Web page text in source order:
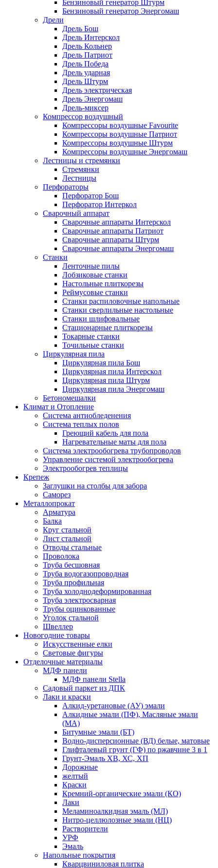
Бензиновый генератор Штурм
Бензиновый генератор Энергомаш
Дрели
Дрель Бош
Дрель Интерскол
Дрель Кольнер
Дрель Патриот
Дрель Победа
Дрель ударная
Дрель Штурм
Дрель электрическая
Дрель Энергомаш
Дрель-миксер
Компрессор воздушный
Компрессоры воздушные Favourite
Компрессоры воздушные Патриот
Компрессоры воздушные Штурм
Компрессоры воздушные Энергомаш
Лестницы и стремянки
Стремянки
Лестницы
Перфораторы
Перфоратор Бош
Перфоратор Интеркол
Сварочный аппарат
Сварочные аппараты Интерскол
Сварочные аппараты Патриот
Сварочные аппараты Штурм
Сварочные аппараты Энергомаш
Станки
Ленточные пилы
Лобзиковые станки
Настольные плиткорезы
Реймусовые станки
Станки распиловочные напольные
Станки сверлильные настольные
Станки шлифовальные
Стационарные плиткорезы
Токарные станки
Точильные станки
Циркулярная пила
Циркулярная пила Бош
Циркулярная пила Интерскол
Циркулярная пила Штурм
Циркулярная пила Энергомаш
Бетономешалки
Климат и Отопление
Система антиобледенения
Система теплых полов
Греющий кабель для пола
Нагревательные маты для пола
Система электрообогрева трубопроводов
Управление системой электрообогрева
Электрообогрев теплицы
Крепеж
Заглушки на столбы для забора
Саморез
Металлопрокат
Арматура
Балка
Круг стальной
Лист стальной
Отводы стальные
Проволока
Труба бесшовная
Труба водогазопроводная
Труба профильная
Труба холоднодеформированная
Труба электросварная
Трубы оцинкованные
Уголок стальной
Швеллер
Новогодние товары
Искусственные елки
Световые фигуры
Отделочные материалы
МДФ панели
МДФ панели Stella
Садовый паркет из ДПК
Лаки и краски
Алкид-уретановые (АУ) эмали
Алкидные эмали (ПФ), Масляные эмали
(МА)
Битумные эмали (БТ)
Водно-дисперсионные (ВД) белые, матовые
Глифталевый грунт (ГФ) по ржавчине 3 в 1
Грунт-Эмаль ХВ, ХС, ХП
Дорожные
желтый
Краски
Кремний-органические эмали (КО)
Лаки
Меламиноалкидная эмаль (МЛ)
Нитро-целлюлозные эмали (НЦ)
Растворители
УРФ
Эмаль
Напольные покрытия
Кварцвиниловая плитка